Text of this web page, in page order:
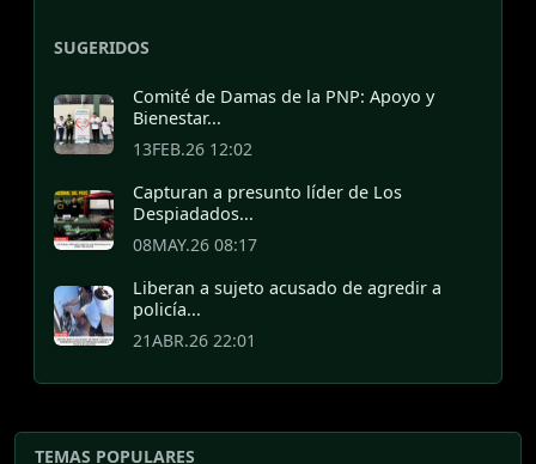
SUGERIDOS
Comité de Damas de la PNP: Apoyo y
Bienestar...
13FEB.26 12:02
Capturan a presunto líder de Los
Despiadados...
08MAY.26 08:17
Liberan a sujeto acusado de agredir a
policía...
21ABR.26 22:01
TEMAS POPULARES